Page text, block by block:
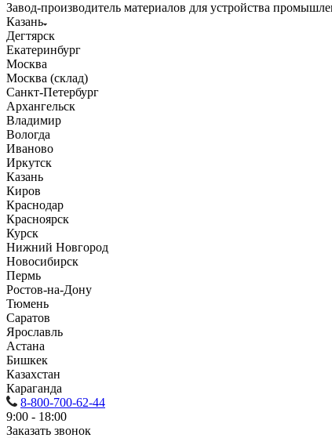
Завод-производитель материалов для устройства
Казань
Дегтярск
Екатеринбург
Москва
Москва (склад)
Санкт-Петербург
Архангельск
Владимир
Вологда
Иваново
Иркутск
Казань
Киров
Краснодар
Красноярск
Курск
Нижний Новгород
Новосибирск
Пермь
Ростов-на-Дону
Тюмень
Саратов
Ярославль
Астана
Бишкек
Казахстан
Караганда
8-800-700-62-44
9:00 - 18:00
Заказать звонок